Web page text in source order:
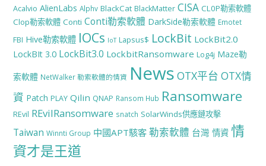
Acalvio AlienLabs Alphv BlackCat BlackMatter CISA CL0P勒索軟體
Clop勒索軟體 Conti Conti勒索軟體 DarkSide勒索軟體 Emotet
FBI Hive勒索軟體 IOCs IoT Lapsus$ LockBit LockBit2.0
LockBIt 3.0 LockBit3.0 LockbitRansomware Log4j Maze勒
索軟體 NetWalker 勒索軟體的情資 News OTX平台 OTX情
資 Patch PLAY Qilin QNAP Ransom Hub Ransomware
REvil REvilRansomware snatch SolarWinds供應鏈攻擊
Taiwan Winnti Group 中國APT駭客 勒索軟體 台灣 情資 情
資才是王道